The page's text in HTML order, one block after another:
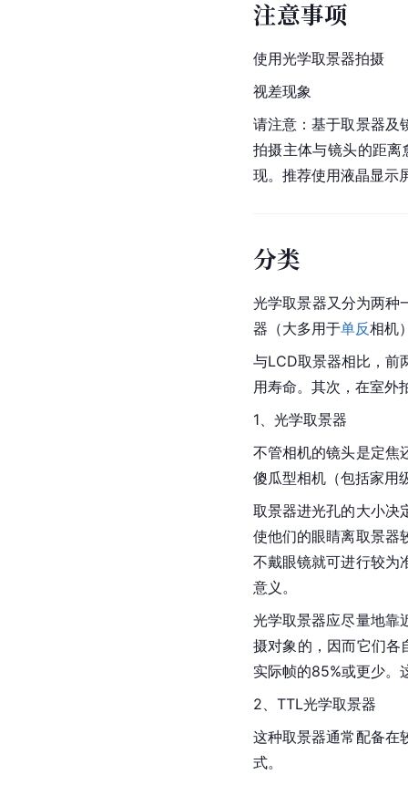
注意事项
使用光学取景器拍摄
视差现象
请注意：基于取景器及
拍摄主体与镜头的距
现。推荐使用液晶显示
分类
光学取景器又分为两种
器（大多用于单反相机
与LCD取景器相比，前
用寿命。其次，在室外
1、光学取景器
不管相机的镜头是定焦
傻瓜型相机（包括家用
取景器进光孔的大小决
使他们的眼睛离取景器
不戴眼镜就可进行较为
意义。
光学取景器应尽量地靠
摄对象的，因而它们各
实际帧的85%或更少。
2、TTL光学取景器
这种取景器通常配备在
式。